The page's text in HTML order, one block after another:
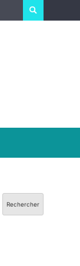
Rechercher